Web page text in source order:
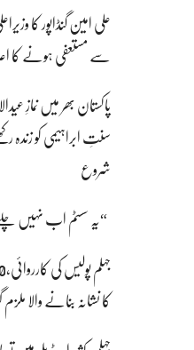
علی امین گنڈاپور کا
سے مستعفی ہونے کا
پاکستان بھر میں نمازِ
سنتِ ابراہیمی کو زندہ
شروع
“یہ سسٹم اب نہیں
کا نشانہ بنانے والا